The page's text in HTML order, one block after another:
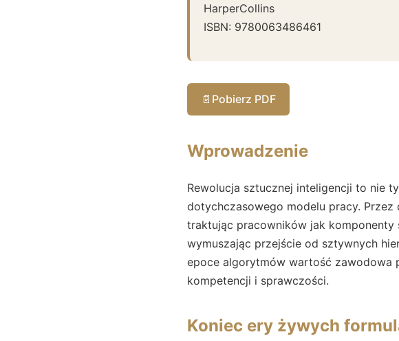
HarperCollins
ISBN: 9780063486461
📄 Pobierz PDF
Wprowadzenie
Rewolucja sztucznej inteligencji to nie
dotychczasowego modelu pracy.
traktując pracowników jak komponenty
wymuszając przejście od sztywnych
epoce algorytmów wartość zawodowa
kompetencji i sprawczości.
Koniec ery żywych